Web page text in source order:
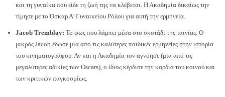
και τη γυναίκα που είδε τη ζωή της να κλέβεται. Η Ακαδημία δικαίως την
τίμησε με το Όσκαρ Α’ Γυναικείου Ρόλου για αυτή την ερμηνεία.
Jacob Tremblay: Το φως που λάμπει μέσα στο σκοτάδι της ταινίας. Ο
μικρός Jacob έδωσε μια από τις καλύτερες παιδικές ερμηνείες στην ιστορία
του κινηματογράφου. Αν και η Ακαδημία τον αγνόησε (μια από τις
μεγαλύτερες αδικίες των Oscars), ο ίδιος κέρδισε την καρδιά του κοινού και
των κριτικών παγκοσμίως.